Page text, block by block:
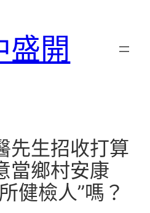
盛開
先生招收打算
當鄉村安康
健檢人”嗎？